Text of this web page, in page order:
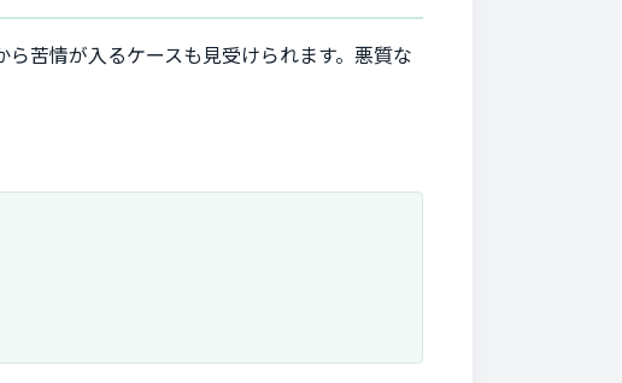
苦情が入るケースも見受けられます。悪質な